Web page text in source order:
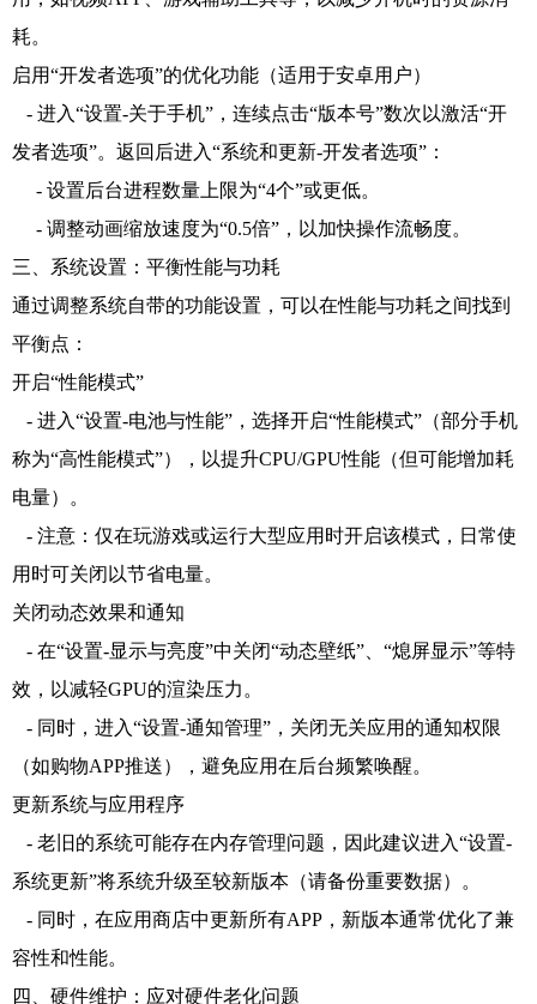
耗。
启用“开发者选项”的优化功能（适用于安卓用户）
- 进入“设置-关于手机”，连续点击“版本号”数次以激活“开
发者选项”。返回后进入“系统和更新-开发者选项”：
- 设置后台进程数量上限为“4个”或更低。
- 调整动画缩放速度为“0.5倍”，以加快操作流畅度。
三、系统设置：平衡性能与功耗
通过调整系统自带的功能设置，可以在性能与功耗之间找到
平衡点：
开启“性能模式”
- 进入“设置-电池与性能”，选择开启“性能模式”（部分手机
称为“高性能模式”），以提升CPU/GPU性能（但可能增加耗
电量）。
- 注意：仅在玩游戏或运行大型应用时开启该模式，日常使
用时可关闭以节省电量。
关闭动态效果和通知
- 在“设置-显示与亮度”中关闭“动态壁纸”、“熄屏显示”等特
效，以减轻GPU的渲染压力。
- 同时，进入“设置-通知管理”，关闭无关应用的通知权限
（如购物APP推送），避免应用在后台频繁唤醒。
更新系统与应用程序
- 老旧的系统可能存在内存管理问题，因此建议进入“设置-
系统更新”将系统升级至较新版本（请备份重要数据）。
- 同时，在应用商店中更新所有APP，新版本通常优化了兼
容性和性能。
四、硬件维护：应对硬件老化问题